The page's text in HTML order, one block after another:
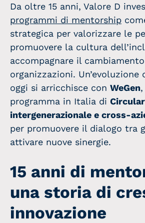
Da oltre 15 anni, Valore D
programmi di mentorship
strategica per valorizzare le
promuovere la cultura
accompagnare il
organizzazioni. Un’evoluzione
oggi si arricchisce con WeGen
programma in Italia di
intergenerazionale e cross-
per promuovere il dialogo tra
attivare nuove sinergie.
15 anni di
una storia di
innovazione